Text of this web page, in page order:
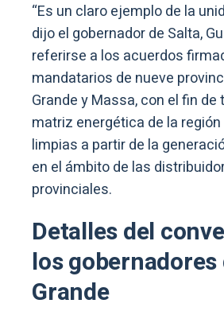
“Es un claro ejemplo de la
dijo el gobernador de Salta,
referirse a los acuerdos
mandatarios de nueve
Grande y Massa, con el fin
matriz energética de la
limpias a partir de la
en el ámbito de las
provinciales.
Detalles del
los
Grande